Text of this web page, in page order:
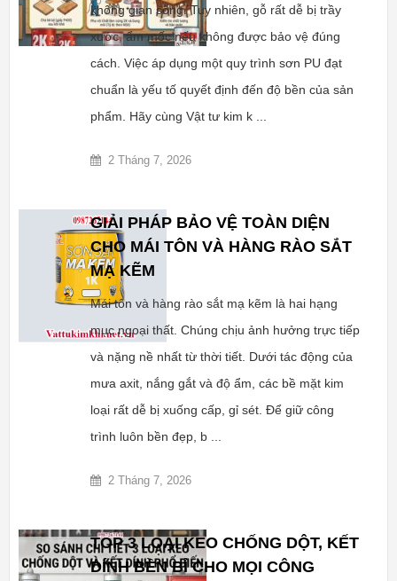
không gian sống. Tuy nhiên, gỗ rất dễ bị trầy
xước, ẩm mốc nếu không được bảo vệ đúng
cách. Việc áp dụng một quy trình sơn PU đạt
chuẩn là yếu tố quyết định đến độ bền của sản
phẩm. Hãy cùng Vật tư kim k ...
2 Tháng 7, 2026
GIẢI PHÁP BẢO VỆ TOÀN DIỆN
CHO MÁI TÔN VÀ HÀNG RÀO SẮT
MẠ KẼM
Mái tôn và hàng rào sắt mạ kẽm là hai hạng
mục ngoại thất. Chúng chịu ảnh hưởng trực tiếp
và nặng nề nhất từ thời tiết. Dưới tác động của
mưa axit, nắng gắt và độ ẩm, các bề mặt kim
loại rất dễ bị xuống cấp, gỉ sét. Để giữ công
trình luôn bền đẹp, b ...
2 Tháng 7, 2026
TOP 3 LOẠI KEO CHỐNG DỘT, KẾT
DÍNH BỀN BỈ CHO MỌI CÔNG